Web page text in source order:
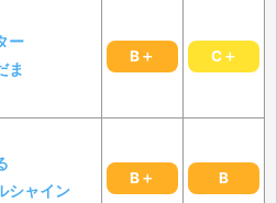
ー
ま
B＋ C＋
シャイン
B＋ B